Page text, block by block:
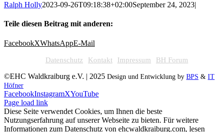
Ralph Holly2023-09-26T09:18:38+02:00September 24, 2023|
Teile diesen Beitrag mit anderen:
FacebookXWhatsAppE-Mail
Datenschutz Kontakt Impressum BH Forum
©EHC Waldkraiburg e.V. | 2025 Design und Entwicklung by BPS & IT
Höfner
FacebookInstagramXYouTube
Page load link
Diese Seite verwendet Cookies, um Ihnen die beste
Nutzungserfahrung auf unserer Webseite zu bieten. Für weitere
Informationen zum Datenschutz von ehcwaldkraiburg.com, lesen